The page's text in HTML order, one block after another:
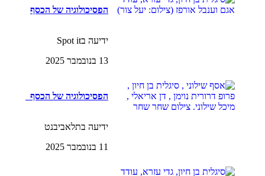
הפסיכולוגיה של הכסף
ידיעה בSpot it
13 בנובמבר 2025
הפסיכולוגיה של הכסף
ידיעה בתלאביבנט
11 בנובמבר 2025